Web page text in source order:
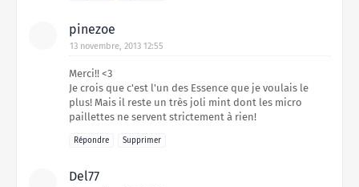
pinezoe
13 novembre, 2013 12:55
Merci!! <3
Je crois que c'est l'un des Essence que je voulais le
plus! Mais il reste un très joli mint dont les micro
paillettes ne servent strictement à rien!
Répondre Supprimer
Del77